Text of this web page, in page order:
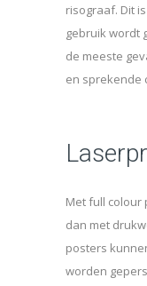
risograaf. Dit
gebruik wordt
de meeste
en sprekende
Met full
dan met
posters
worden